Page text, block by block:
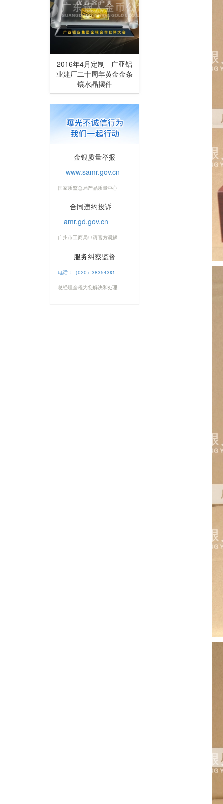
2016年4月定制 广亚铝
业建厂二十周年黄金金条
镶水晶摆件
金银质量举报
www.samr.gov.cn
国家质监总局产品质量中心
合同违约投诉
amr.gd.gov.cn
广州市工商局申请官方调解
服务纠察监督
电话：（020）38354381
总经理全程为您解决和处理